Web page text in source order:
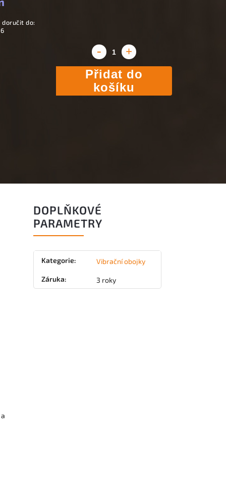
doručit do:
Přidat do
košíku
DOPLŇKOVÉ
PARAMETRY
Kategorie: Vibrační obojky
Záruka: 3 roky